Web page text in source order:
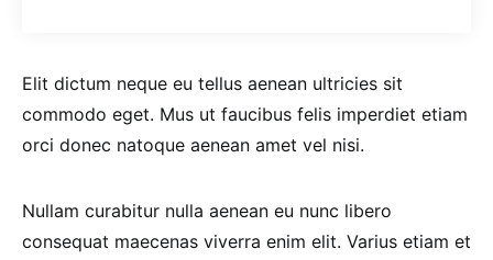
Elit dictum neque eu tellus aenean ultricies sit
commodo eget. Mus ut faucibus felis imperdiet etiam
orci donec natoque aenean amet vel nisi.
Nullam curabitur nulla aenean eu nunc libero
consequat maecenas viverra enim elit. Varius etiam et